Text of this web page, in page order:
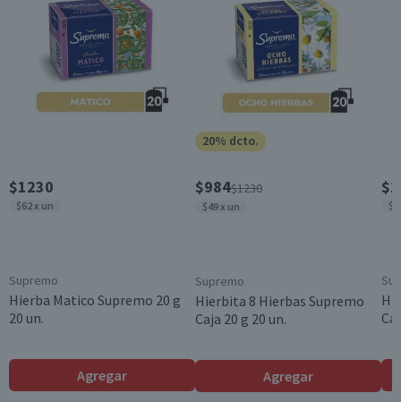
$1230
$62 x un
Supremo
Hierba Matico Supremo 20 g
20 un.
Agregar
20% dcto.
$984$1230
$49 x un
Supremo
Hierbita 8 Hierbas Supremo
Caja 20 g 20 un.
Agregar